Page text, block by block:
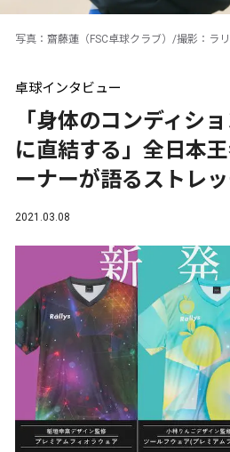
写真：齋藤蓮（FSC卓球クラブ）/撮影：ラ
卓球インタビュー
「身体のコンディシ
に直結する」全日本
ーナーが語るストレ
2021.03.08